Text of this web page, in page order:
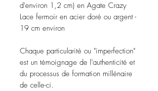
d'environ 1,2 cm) en Agate Crazy
Lace fermoir en acier doré ou argent -
19 cm environ
Chaque particularité ou "imperfection"
est un témoignage de l'authenticité et
du processus de formation millénaire
de celle-ci.